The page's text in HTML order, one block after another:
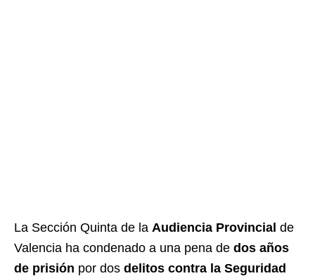
La Sección Quinta de la Audiencia Provincial de
Valencia ha condenado a una pena de dos años
de prisión por dos delitos contra la Seguridad